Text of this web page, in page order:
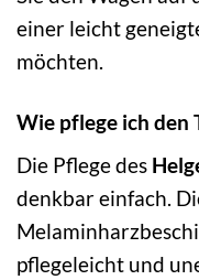
einer leicht
möchten.
Wie pflege ich den
Die Pflege des
denkbar einfach.
pflegeleicht und